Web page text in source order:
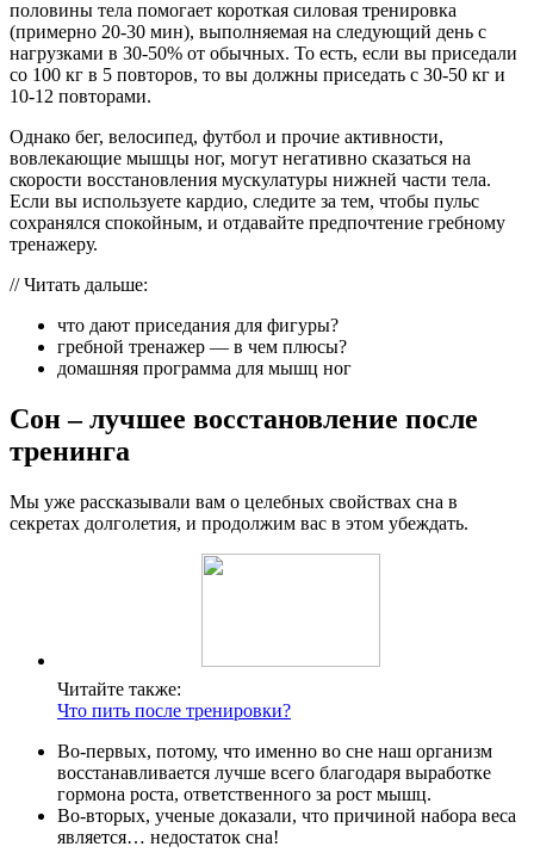
половины тела помогает короткая силовая тренировка
(примерно 20-30 мин), выполняемая на следующий день с
нагрузками в 30-50% от обычных. То есть, если вы приседали
со 100 кг в 5 повторов, то вы должны приседать с 30-50 кг и
10-12 повторами.
Однако бег, велосипед, футбол и прочие активности,
вовлекающие мышцы ног, могут негативно сказаться на
скорости восстановления мускулатуры нижней части тела.
Если вы используете кардио, следите за тем, чтобы пульс
сохранялся спокойным, и отдавайте предпочтение гребному
тренажеру.
// Читать дальше:
что дают приседания для фигуры?
гребной тренажер — в чем плюсы?
домашняя программа для мышц ног
Сон – лучшее восстановление после
тренинга
Мы уже рассказывали вам о целебных свойствах сна в
секретах долголетия, и продолжим вас в этом убеждать.
Читайте также:
Что пить после тренировки?
Во-первых, потому, что именно во сне наш организм
восстанавливается лучше всего благодаря выработке
гормона роста, ответственного за рост мышц.
Во-вторых, ученые доказали, что причиной набора веса
является… недостаток сна!